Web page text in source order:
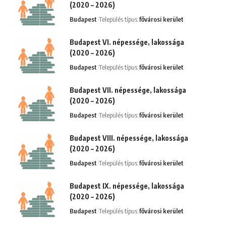
(2020 – 2026)
Budapest Település típus:fővárosi kerület
Budapest VI. népessége, lakossága
(2020 – 2026)
Budapest Település típus:fővárosi kerület
Budapest VII. népessége, lakossága
(2020 – 2026)
Budapest Település típus:fővárosi kerület
Budapest VIII. népessége, lakossága
(2020 – 2026)
Budapest Település típus:fővárosi kerület
Budapest IX. népessége, lakossága
(2020 – 2026)
Budapest Település típus:fővárosi kerület